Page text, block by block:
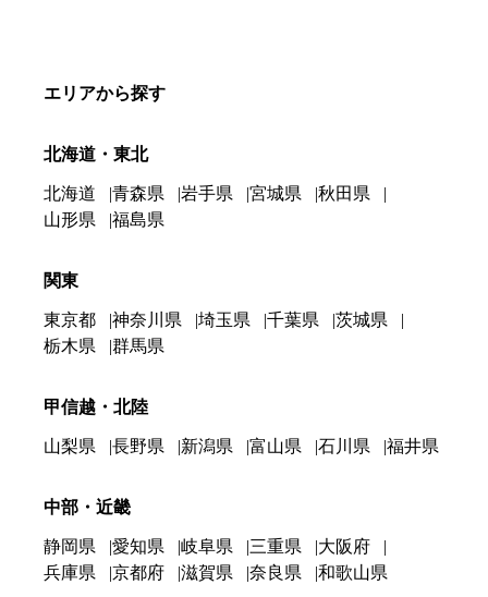
エリアから探す
北海道・東北
北海道 青森県 岩手県 宮城県
秋田県
山形県
福島県
関東
東京都 神奈川県 埼玉県 千葉県
茨城県
栃木県
群馬県
甲信越・北陸
山梨県 長野県 新潟県 富山県 石川県 福井県
中部・近畿
静岡県 愛知県 岐阜県 三重県
大阪府
兵庫県
京都府 滋賀県 奈良県 和歌山県